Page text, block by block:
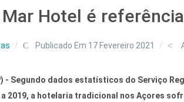
Hotel é
Publicado Em 17 Fevereiro 2021
- Segundo dados estatísticos do Serviço
2019, a hotelaria tradicional nos Açores